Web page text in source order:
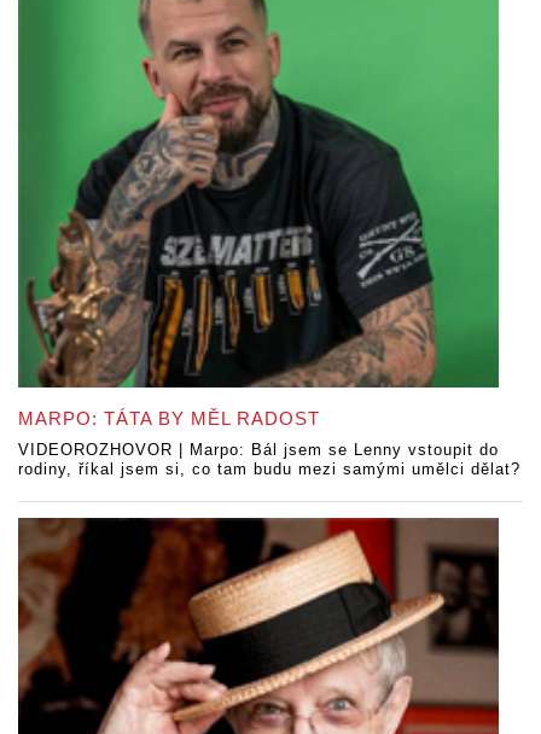
MARPO: TÁTA BY MĚL RADOST
VIDEOROZHOVOR | Marpo: Bál jsem se Lenny vstoupit do
rodiny, říkal jsem si, co tam budu mezi samými umělci dělat?